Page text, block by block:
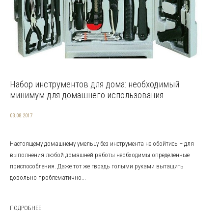
Набор инструментов для дома: необходимый
минимум для домашнего использования
03.08.2017
Настоящему домашнему умельцу без инструмента не обойтись – для
выполнения любой домашней работы необходимы определенные
приспособления. Даже тот же гвоздь голыми руками вытащить
довольно проблематично...
ПОДРОБНЕЕ